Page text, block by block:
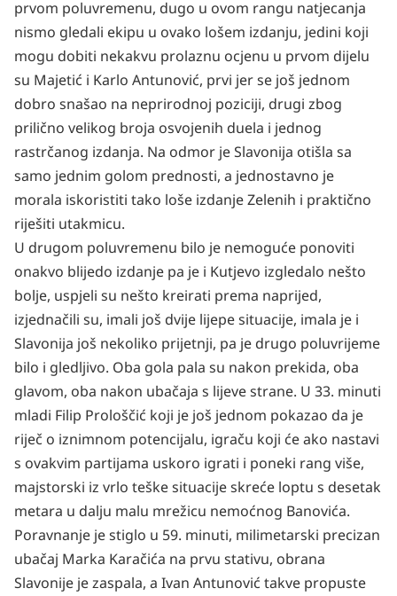
prvom poluvremenu, dugo u ovom rangu natjecanja
nismo gledali ekipu u ovako lošem izdanju, jedini koji
mogu dobiti nekakvu prolaznu ocjenu u prvom dijelu
su Majetić i Karlo Antunović, prvi jer se još jednom
dobro snašao na neprirodnoj poziciji, drugi zbog
prilično velikog broja osvojenih duela i jednog
rastrčanog izdanja. Na odmor je Slavonija otišla sa
samo jednim golom prednosti, a jednostavno je
morala iskoristiti tako loše izdanje Zelenih i praktično
riješiti utakmicu.
U drugom poluvremenu bilo je nemoguće ponoviti
onakvo blijedo izdanje pa je i Kutjevo izgledalo nešto
bolje, uspjeli su nešto kreirati prema naprijed,
izjednačili su, imali još dvije lijepe situacije, imala je i
Slavonija još nekoliko prijetnji, pa je drugo poluvrijeme
bilo i gledljivo. Oba gola pala su nakon prekida, oba
glavom, oba nakon ubačaja s lijeve strane. U 33. minuti
mladi Filip Prološčić koji je još jednom pokazao da je
riječ o iznimnom potencijalu, igraču koji će ako nastavi
s ovakvim partijama uskoro igrati i poneki rang više,
majstorski iz vrlo teške situacije skreće loptu s desetak
metara u dalju malu mrežicu nemoćnog Banovića.
Poravnanje je stiglo u 59. minuti, milimetarski precizan
ubačaj Marka Karačića na prvu stativu, obrana
Slavonije je zaspala, a Ivan Antunović takve propuste